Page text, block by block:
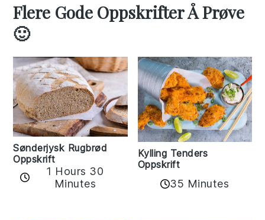
Flere Gode Oppskrifter Å Prøve
🙂
Sønderjysk Rugbrød
Oppskrift
1 Hours 30
Minutes
Kylling Tenders
Oppskrift
35 Minutes